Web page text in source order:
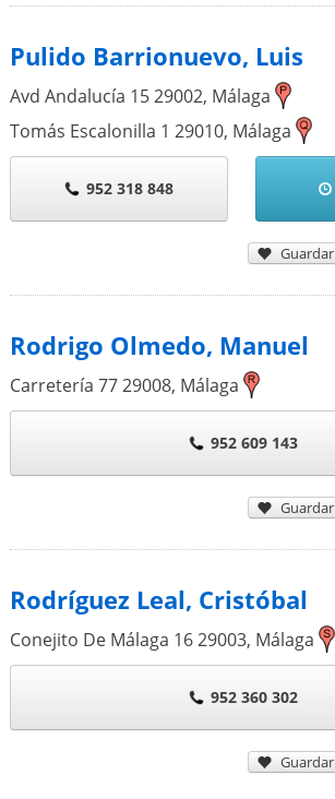
Pulido Barrionuevo, Luis
Avd Andalucía 1529002, Málaga
Tomás Escalonilla 1 29010, Málaga
952 318 848
Guardar
Rodrigo Olmedo, Manuel
Carretería 7729008, Málaga
952 609 143
Guardar
Rodríguez Leal, Cristóbal
Conejito De Málaga 1629003, Málaga
952 360 302
Guardar